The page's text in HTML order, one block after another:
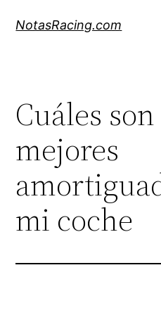
NotasRacing.com
Cuáles
mejores
mi coche